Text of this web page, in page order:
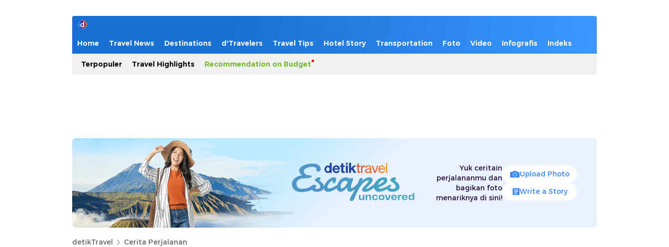
Home Travel News Destinations d'Travelers Travel Tips Hotel Story Transportation Foto Video Infografis Indeks
Terpopuler Travel Highlights Recommendation on Budget
Yuk ceritain
perjalananmu dan
bagikan foto
menariknya di sini!
Upload Photo
Write a Story
detikTravel Cerita Perjalanan